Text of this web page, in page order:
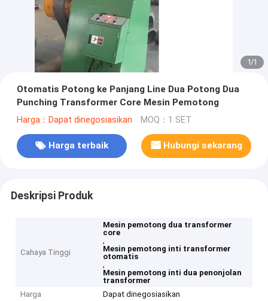
1/1
Otomatis Potong ke Panjang Line Dua Potong Dua
Punching Transformer Core Mesin Pemotong
Harga：Dapat dinegosiasikan MOQ：1 SET
Harga terbaik Hubungi sekarang
Deskripsi Produk
Cahaya Tinggi
Mesin pemotong dua transformer
core
,
Mesin pemotong inti transformer
otomatis
,
Mesin pemotong inti dua penonjolan
transformer
Harga
Dapat dinegosiasikan